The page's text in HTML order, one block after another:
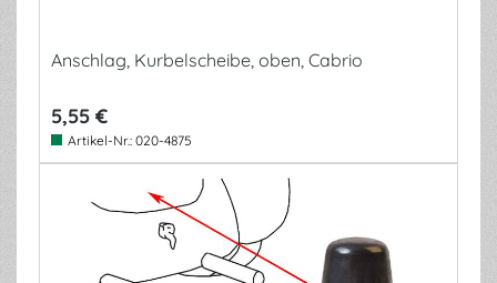
Anschlag, Kurbelscheibe, oben, Cabrio
5,55 €
Artikel-Nr.: 020-4875